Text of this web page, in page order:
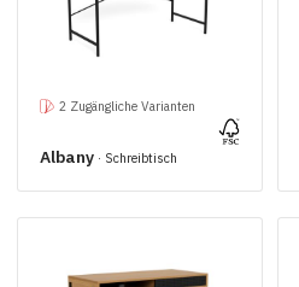
2 Zugängliche Varianten
Albany · Schreibtisch